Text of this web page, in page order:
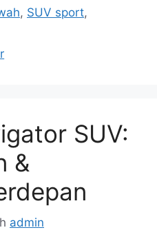
, SUV sport,
SUV:
&
admin